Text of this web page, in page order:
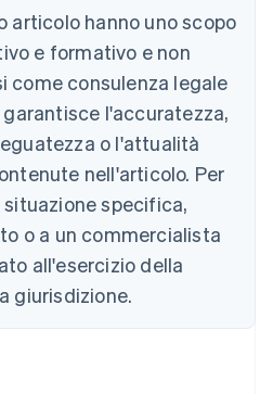
articolo hanno uno scopo
e formativo e non
come consulenza legale
l'accuratezza,
o l'attualità
nell'articolo. Per
specifica,
o a un commercialista
all'esercizio della
giurisdizione.
English